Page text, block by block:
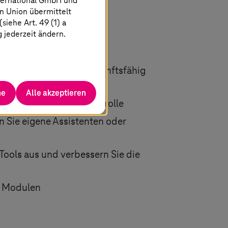
KI-Lösungen zukunftsfähig
Datenschutz oder Kontrolle
Sie eigene Assistenten oder
aus und verbessern Sie die
Union übermittelt
Art. 49 (1) a
jederzeit ändern.
Alle akzeptieren